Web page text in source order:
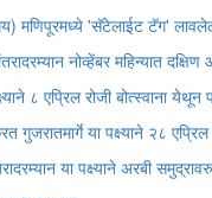
मणिपूरमध्ये 'सॅटेलाईट टॅग'
नोव्हेंबर महिन्यात
८ एप्रिल रोजी बोत्स्वाना
या पक्ष्याने २८ एप्रिल
या पक्ष्याने अरबी